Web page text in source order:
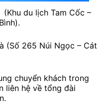
du lịch Tam Cốc –
(Số 265 Núi Ngọc – Cát
chuyển khách trong
liên hệ về tổng đài